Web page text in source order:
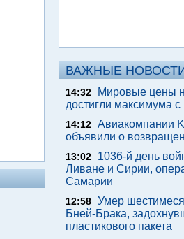
ВАЖНЫЕ
14:32
Мировые цены
достигли максимума
14:12 Авиакомпании
объявили о
13:02
1036-й день
Ливане и Сирии,
Самарии
12:58 Умер
Бней-Брака,
пластикового пакета